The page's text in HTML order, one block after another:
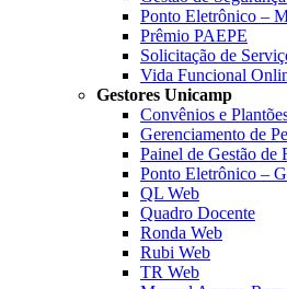
Ponto Eletrônico –
Prêmio PAEPE
Solicitação de
Vida Funcional
Gestores Unicamp
Convênios e
Gerenciamento de
Painel de Gestão de
Ponto Eletrônico –
QL Web
Quadro Docente
Ronda Web
Rubi Web
TR Web